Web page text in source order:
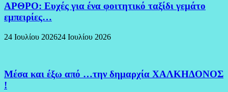
ΑΡΘΡΟ: Ευχές για ένα φοιτητικό ταξίδι γεμάτο
εμπειρίες…
24 Ιουλίου 202624 Ιουλίου 2026
Μέσα και έξω από …την δημαρχία ΧΑΛΚΗΔΟΝΟΣ
!